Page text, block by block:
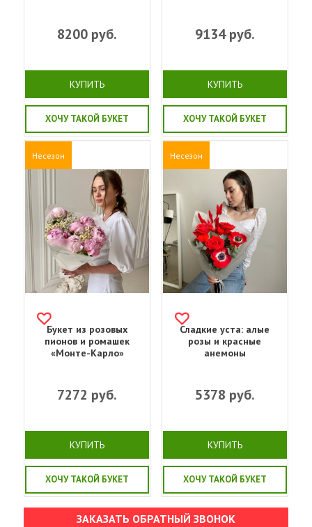
8200 руб.
КУПИТЬ
ХОЧУ ТАКОЙ БУКЕТ
9134руб.
КУПИТЬ
ХОЧУ ТАКОЙ БУКЕТ
Несезон
Букет из розовых
пионов и ромашек
«Монте-Карло»
7272 руб.
КУПИТЬ
ХОЧУ ТАКОЙ БУКЕТ
Несезон
Сладкие уста: алые
розы и красные
анемоны
5378 руб.
КУПИТЬ
ХОЧУ ТАКОЙ БУКЕТ
ЗАКАЗАТЬ ОБРАТНЫЙ ЗВОНОК